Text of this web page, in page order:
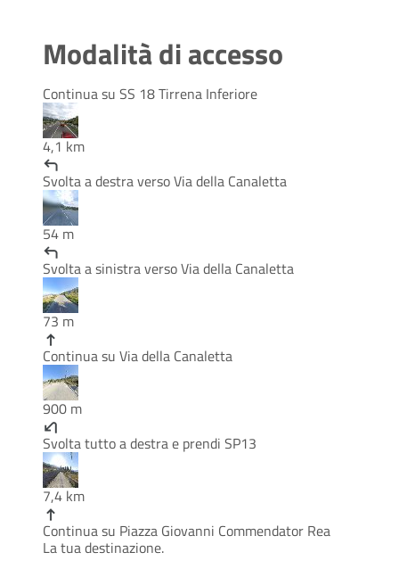
Modalità di accesso
Continua su SS 18 Tirrena Inferiore
4,1 km
Svolta a destra verso Via della Canaletta
54 m
Svolta a sinistra verso Via della Canaletta
73 m
Continua su Via della Canaletta
900 m
Svolta tutto a destra e prendi SP13
7,4 km
Continua su Piazza Giovanni Commendator Rea
La tua destinazione.